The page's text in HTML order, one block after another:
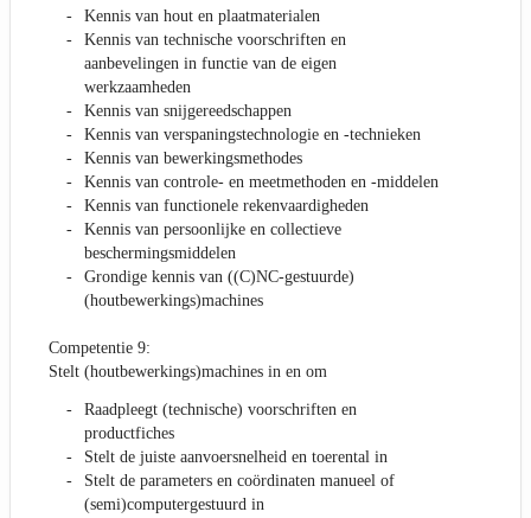
Kennis van hout en plaatmaterialen
Kennis van technische voorschriften en
aanbevelingen in functie van de eigen
werkzaamheden
Kennis van snijgereedschappen
Kennis van verspaningstechnologie en -technieken
Kennis van bewerkingsmethodes
Kennis van controle- en meetmethoden en -middelen
Kennis van functionele rekenvaardigheden
Kennis van persoonlijke en collectieve
beschermingsmiddelen
Grondige kennis van ((C)NC-gestuurde)
(houtbewerkings)machines
Competentie 9:
Stelt (houtbewerkings)machines in en om
Raadpleegt (technische) voorschriften en
productfiches
Stelt de juiste aanvoersnelheid en toerental in
Stelt de parameters en coördinaten manueel of
(semi)computergestuurd in